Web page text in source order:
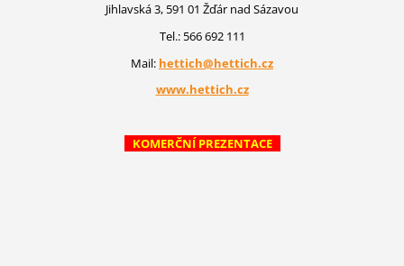
Jihlavská 3, 591 01 Žďár nad Sázavou
Tel.: 566 692 111
Mail: hettich@hettich.cz
www.hettich.cz
KOMERČNÍ PREZENTACE